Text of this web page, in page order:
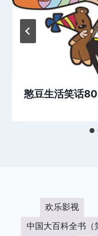
憨豆生活笑话80
欢乐影视
中国大百科全书（